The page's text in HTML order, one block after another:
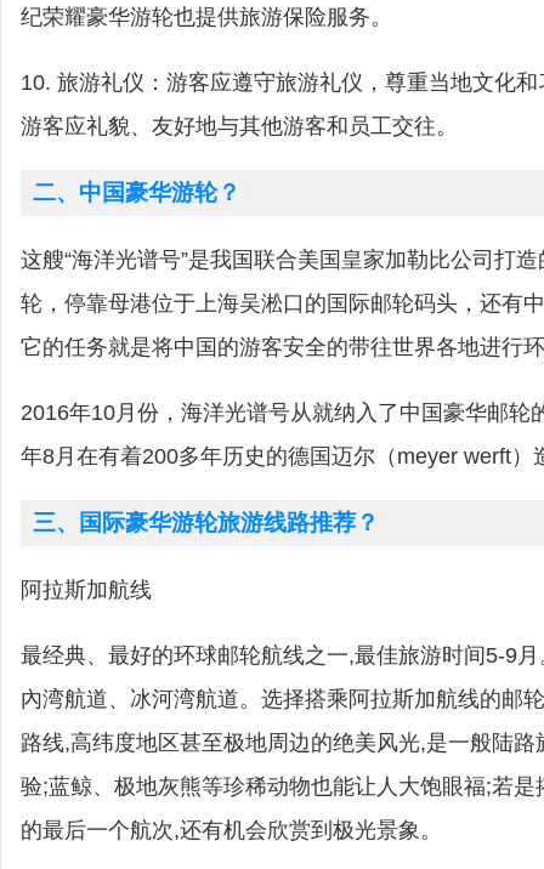
纪荣耀豪华游轮也提供旅游保险服务。
10. 旅游礼仪：游客应遵守旅游礼仪，尊重当地文化
游客应礼貌、友好地与其他游客和员工交往。
二、中国豪华游轮？
这艘“海洋光谱号”是我国联合美国皇家加勒比公司打
轮，停靠母港位于上海吴淞口的国际邮轮码头，还有
它的任务就是将中国的游客安全的带往世界各地进行
2016年10月份，海洋光谱号从就纳入了中国豪华邮轮
年8月在有着200多年历史的德国迈尔（meyer werft）
三、国际豪华游轮旅游线路推荐？
阿拉斯加航线
最经典、最好的环球邮轮航线之一,最佳旅游时间5-9
內湾航道、冰河湾航道。选择搭乘阿拉斯加航线的邮
路线,高纬度地区甚至极地周边的绝美风光,是一般陆
验;蓝鲸、极地灰熊等珍稀动物也能让人大饱眼福;若
的最后一个航次,还有机会欣赏到极光景象。